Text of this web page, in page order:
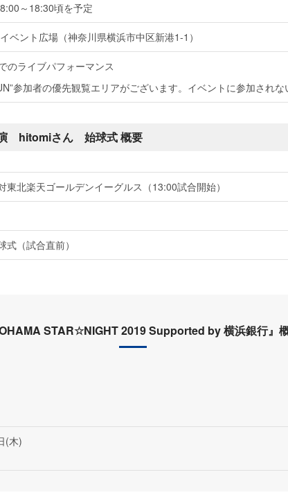
～18:30頃を予定
ント広場（神奈川県横浜市中区新港1-1）
のライブパフォーマンス
参加者の優先観覧エリアがございます。イベントに参加され
演 hitomiさん 始球式 概要
北楽天ゴールデンイーグルス（13:00試合開始）
（試合直前）
STAR☆NIGHT 2019 Supported by 横浜銀行』
(木)